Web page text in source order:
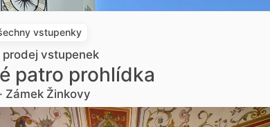
vstupenky
vstupenek
patro prohlídka
Zámek Žinkovy